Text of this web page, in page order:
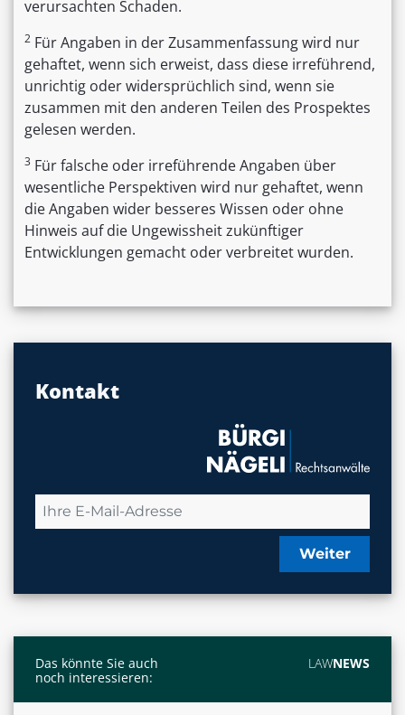
verursachten Schaden.
2 Für Angaben in der Zusammenfassung wird nur
gehaftet, wenn sich erweist, dass diese irreführend,
unrichtig oder widersprüchlich sind, wenn sie
zusammen mit den anderen Teilen des Prospektes
gelesen werden.
3 Für falsche oder irreführende Angaben über
wesentliche Perspektiven wird nur gehaftet, wenn
die Angaben wider besseres Wissen oder ohne
Hinweis auf die Ungewissheit zukünftiger
Entwicklungen gemacht oder verbreitet wurden.
Kontakt
Weiter
Das könnte Sie auch
noch interessieren:
LAWNEWS